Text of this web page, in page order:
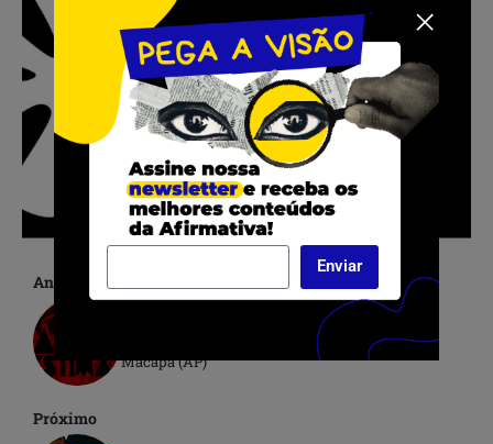
Anterior
Festival AfroEstima recebe inscrições de curtas
dirigidos por pessoas negras para a 1ª edição em
Macapá (AP)
Próximo
Enviar